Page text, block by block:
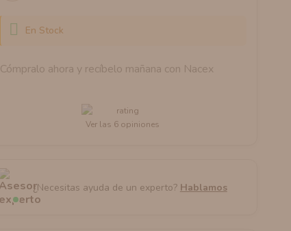
 En Stock
Cómpralo ahora y recíbelo mañana con Nacex
Ver las 6 opiniones
¿Necesitas ayuda de un experto? Hablamos